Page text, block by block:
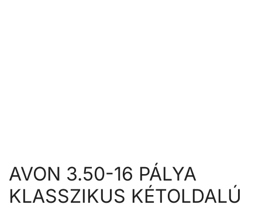
AVON 3.50-16 PÁLYA
KLASSZIKUS KÉTOLDALÚ